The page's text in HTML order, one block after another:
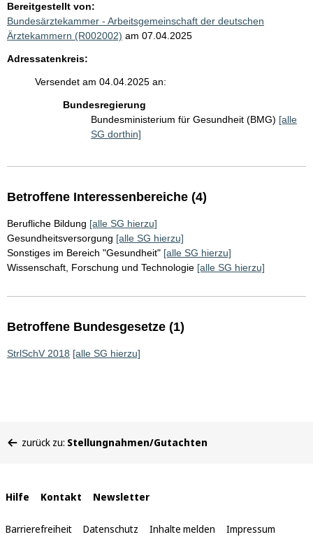
Bereitgestellt von:
Bundesärztekammer - Arbeitsgemeinschaft der deutschen
Ärztekammern (R002002) am 07.04.2025
Adressatenkreis:
Versendet am 04.04.2025 an:
Bundesregierung
Bundesministerium für Gesundheit (BMG) [alle
SG dorthin]
Betroffene Interessenbereiche (4)
Berufliche Bildung [alle SG hierzu]
Gesundheitsversorgung [alle SG hierzu]
Sonstiges im Bereich "Gesundheit" [alle SG hierzu]
Wissenschaft, Forschung und Technologie [alle SG hierzu]
Betroffene Bundesgesetze (1)
StrlSchV 2018 [alle SG hierzu]
befinden
zurück zu: Stellungnahmen/Gutachten
Interne
Links
Hilfe Kontakt Newsletter
Barrierefreiheit Datenschutz Inhalte melden Impressum